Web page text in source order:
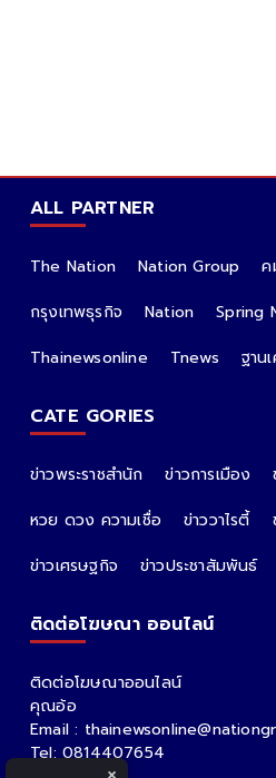
ALL PARTNER
The Nation Nation Group
กรุงเทพธุรกิจ
Nation
Spring
Thainewsonline
Tnews ฐาน
CATE GORIES
ข่าวพระราชสำนัก ข่าวการเมือง
หวย ดวง ความเชื่อ
ข่าววาไรตี้
ข่าวเศรษฐกิจ
ข่าวประชาสัมพันธ์
ติดต่อโฆษณา ออนไลน์
ติดต่อโฆษณาออนไลน์
คุณอ้อ
Email :
Tel: 0814407654